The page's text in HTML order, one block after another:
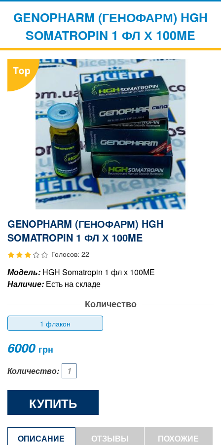
GENOPHARM (ГЕНОФАРМ) HGH
SOMATROPIN 1 ФЛ Х 100ME
GENOPHARM (ГЕНОФАРМ) HGH
SOMATROPIN 1 ФЛ Х 100ME
Голосов: 22
Модель: HGH Somatropin 1 фл х 100ME
Наличие: Есть на складе
Количество
1 флакон
6000 грн
Количество:
КУПИТЬ
ОПИСАНИЕ ОТЗЫВЫ
ПОХОЖИЕ